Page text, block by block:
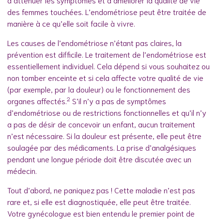
des femmes touchées. L’endométriose peut être traitée de
manière à ce qu’elle soit facile à vivre.
Les causes de l’endométriose n’étant pas claires, la
prévention est difficile. Le traitement de l’endométriose est
essentiellement individuel. Cela dépend si vous souhaitez ou
non tomber enceinte et si cela affecte votre qualité de vie
(par exemple, par la douleur) ou le fonctionnement des
organes affectés.2 S’il n’y a pas de symptômes
d’endométriose ou de restrictions fonctionnelles et qu’il n’y
a pas de désir de concevoir un enfant, aucun traitement
n’est nécessaire. Si la douleur est présente, elle peut être
soulagée par des médicaments. La prise d’analgésiques
pendant une longue période doit être discutée avec un
médecin.
Tout d’abord, ne paniquez pas ! Cette maladie n’est pas
rare et, si elle est diagnostiquée, elle peut être traitée.
Votre gynécologue est bien entendu le premier point de